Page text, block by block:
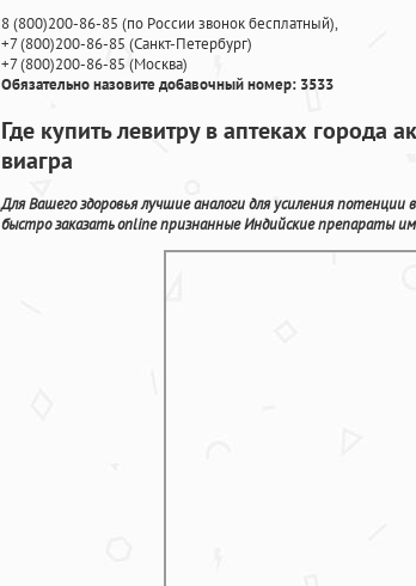
8(800)200-86-85 (по России звонок бесплатный),
+7(800)200-86-85 (Санкт-Петербург)
+7(800)200-86-85 (Москва)
Обязательно назовите добавочный номер: 3533
Где купить левитру в аптеках города
виагра
Для Вашего здоровья лучшие аналоги для усиления
быстро заказать online признанные Индийские препараты